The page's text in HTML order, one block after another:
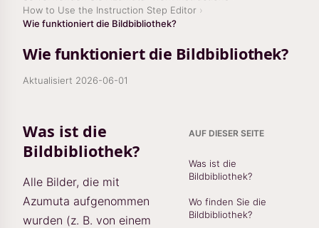
How to Use the Instruction Step Editor
Wie funktioniert die Bildbibliothek?
Wie funktioniert die Bildbibliothek?
Aktualisiert 2026-06-01
Was ist die
Bildbibliothek?
Alle Bilder, die mit
Azumuta aufgenommen
wurden (z. B. von einem
AUF DIESER SEITE
Was ist die
Bildbibliothek?
Wo finden Sie die
Bildbibliothek?